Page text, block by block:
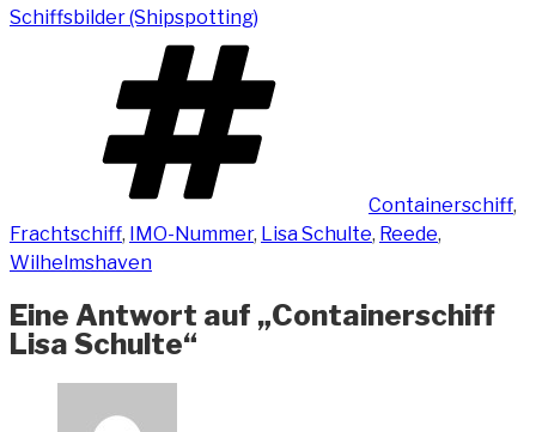
Schiffsbilder (Shipspotting)
Containerschiff,
Frachtschiff, IMO-Nummer, Lisa Schulte, Reede,
Wilhelmshaven
Eine Antwort auf „Containerschiff
Lisa Schulte“